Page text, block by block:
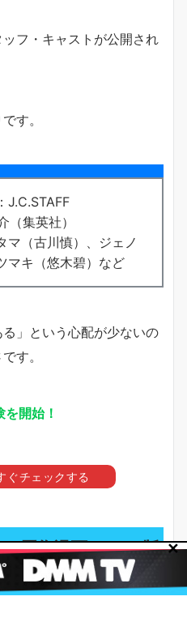
フ・キャストが公開され
す。
J.C.STAFF
（集英社）
マ（古川慎）、ジェノ
マキ（悠木碧）など
る」という心配が少ないの
す。
開始！
ぐチェックする
原作漫画はONE版 ✕